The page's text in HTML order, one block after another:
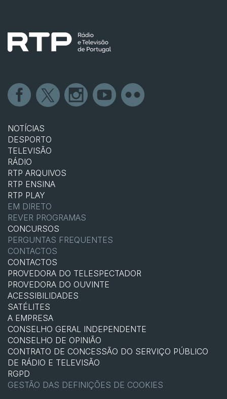
NOTÍCIAS
DESPORTO
TELEVISÃO
RÁDIO
RTP ARQUIVOS
RTP ENSINA
RTP PLAY
EM DIRETO
REVER PROGRAMAS
CONCURSOS
PERGUNTAS FREQUENTES
CONTACTOS
CONTACTOS
PROVEDORA DO TELESPECTADOR
PROVEDORA DO OUVINTE
ACESSIBILIDADES
SATÉLITES
A EMPRESA
CONSELHO GERAL INDEPENDENTE
CONSELHO DE OPINIÃO
CONTRATO DE CONCESSÃO DO SERVIÇO PÚBLICO
DE RÁDIO E TELEVISÃO
RGPD
GESTÃO DAS DEFINIÇÕES DE COOKIES